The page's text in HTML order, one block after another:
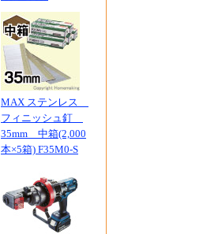
MAX ステンレス
フィニッシュ釘
35mm 中箱(2,000
本×5箱) F35M0-S